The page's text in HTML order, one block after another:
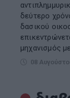
δεύτερο
δασικού
μηχανισμός
08